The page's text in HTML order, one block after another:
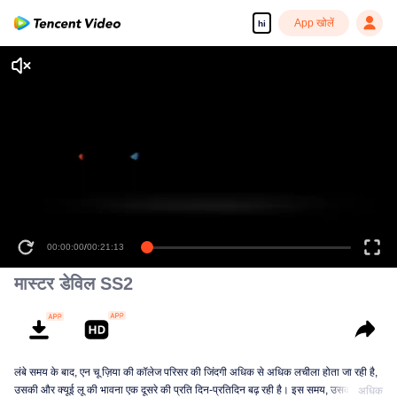
hi App खोलें
00:00:00/00:21:13
मास्टर डेविल SS2
लंबे समय के बाद, एन चू ज़िया की कॉलेज परिसर की जिंदगी अधिक से अधिक लचीला होता जा रही है,
उसकी और क्यूई लू की भावना एक दूसरे की प्रति दिन-प्रतिदिन बढ़ रही है। इस समय, उसकी एक्स-
अधिक